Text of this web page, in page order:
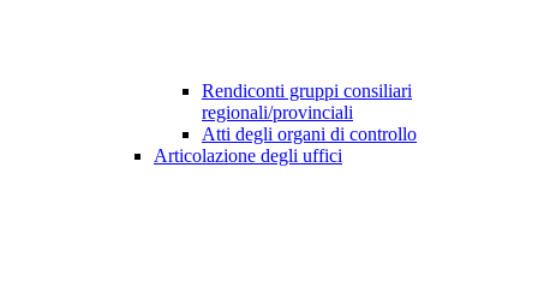
Rendiconti gruppi consiliari
regionali/provinciali
Atti degli organi di controllo
Articolazione degli uffici